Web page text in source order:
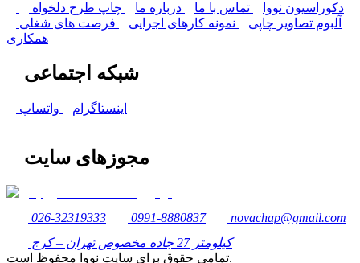
دکوراسیون نووا تماس با ما درباره ما
چاپ طرح دلخواه
آلبوم تصاویر چاپی
نمونه کارهای اجرایی
فرصت های شغلی
همکاری
شبکه اجتماعی
اینستاگرام واتساپ
مجوزهای سایت
026-32319333 0991-8880837
novachap@gmail.com
کیلومتر 27 جاده مخصوص تهران – کرج
تمامی حقوق برای سایت نووا محفوظ است.